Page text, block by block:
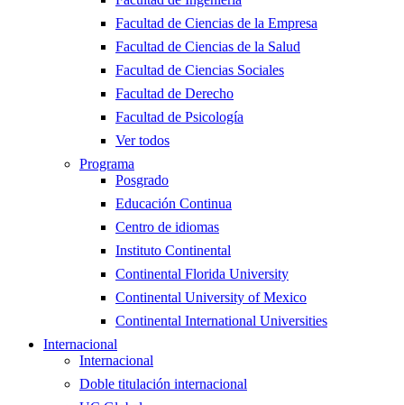
Facultad de Ciencias de la Empresa
Facultad de Ciencias de la Salud
Facultad de Ciencias Sociales
Facultad de Derecho
Facultad de Psicología
Ver todos
Programa
Posgrado
Educación Continua
Centro de idiomas
Instituto Continental
Continental Florida University
Continental University of Mexico
Continental International Universities
Internacional
Internacional
Doble titulación internacional